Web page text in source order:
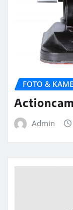
FOTO &
Admin